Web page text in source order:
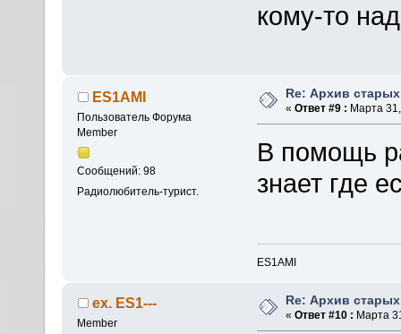
кому-то
ES1AMI
Пользователь Форума
Member
Сообщений: 98
Радиолюбитель-турист.
Re: Архив
«Ответ #9 : Марта
В помощь
знает где
ES1AMI
ex. ES1---
Member
Re: Архив
«Ответ #10 : Марта